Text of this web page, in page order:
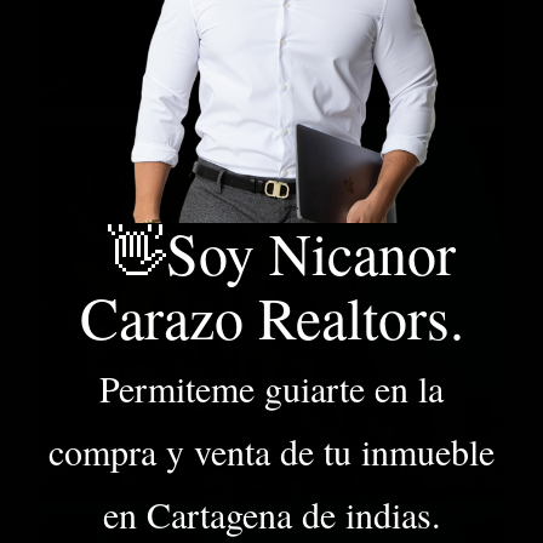
👋Soy Nicanor
Carazo Realtors.
Permiteme guiarte en la
compra y venta de tu inmueble
en Cartagena de indias.